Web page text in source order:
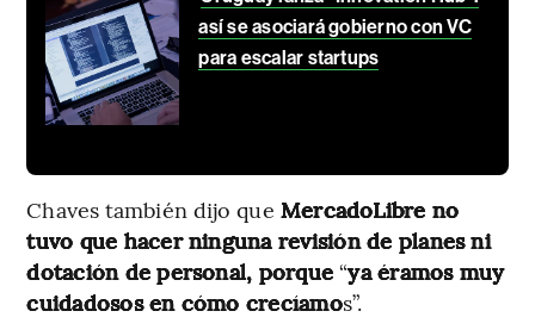
así se asociará gobierno con VC
para escalar startups
Chaves también dijo que MercadoLibre no
tuvo que hacer ninguna revisión de planes ni
dotación de personal, porque“ya éramos muy
cuidadosos en cómo crecíamos”.